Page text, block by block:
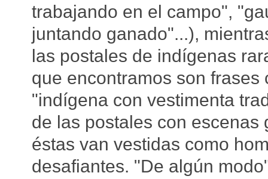
trabajando en el campo",
juntando ganado"...),
las postales de indígenas
que encontramos son
"indígena con vestimenta
de las postales con
éstas van vestidas como
desafiantes. "De algún